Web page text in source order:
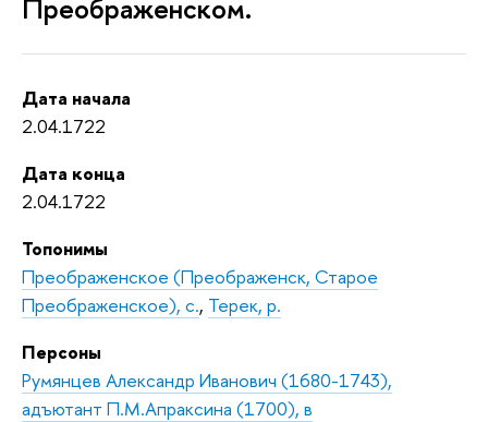
Преображенском.
Дата начала
2.04.1722
Дата конца
2.04.1722
Топонимы
Преображенское (Преображенск, Старое
Преображенское), с., Терек, р.
Персоны
Румянцев Александр Иванович (1680-1743),
адъютант П.М.Апраксина (1700), в